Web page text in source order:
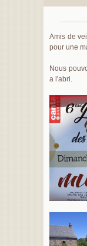
Amis de
pour une
Nous
a l'abri.